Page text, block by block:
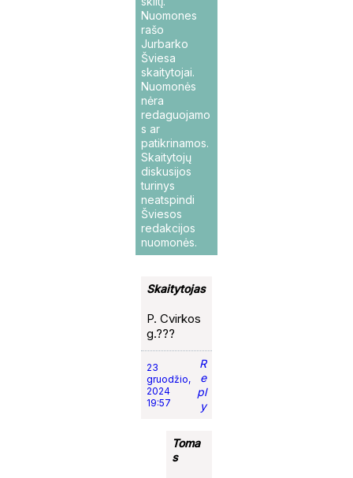
Nuomones
rašo
Jurbarko
Šviesa
skaitytojai.
Nuomonės
nėra
redaguojamo
s ar
patikrinamos.
Skaitytojų
diskusijos
turinys
neatspindi
Šviesos
redakcijos
nuomonės.
Skaitytojas
P. Cvirkos
g.???
23
gruodžio,
2024
19:57
R
e
pl
y
Toma
s